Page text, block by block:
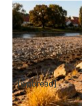
[wpbread]